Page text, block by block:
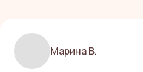
Марина В.